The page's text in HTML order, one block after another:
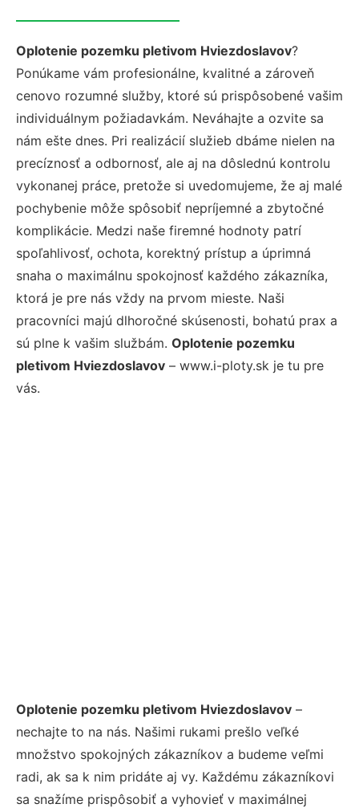
Oplotenie pozemku pletivom Hviezdoslavov?
Ponúkame vám profesionálne, kvalitné a zároveň
cenovo rozumné služby, ktoré sú prispôsobené vašim
individuálnym požiadavkám. Neváhajte a ozvite sa
nám ešte dnes. Pri realizácií služieb dbáme nielen na
precíznosť a odbornosť, ale aj na dôslednú kontrolu
vykonanej práce, pretože si uvedomujeme, že aj malé
pochybenie môže spôsobiť nepríjemné a zbytočné
komplikácie. Medzi naše firemné hodnoty patrí
spoľahlivosť, ochota, korektný prístup a úprimná
snaha o maximálnu spokojnosť každého zákazníka,
ktorá je pre nás vždy na prvom mieste. Naši
pracovníci majú dlhoročné skúsenosti, bohatú prax a
sú plne k vašim službám. Oplotenie pozemku
pletivom Hviezdoslavov – www.i-ploty.sk je tu pre
vás.
Oplotenie pozemku pletivom Hviezdoslavov –
nechajte to na nás. Našimi rukami prešlo veľké
množstvo spokojných zákazníkov a budeme veľmi
radi, ak sa k nim pridáte aj vy. Každému zákazníkovi
sa snažíme prispôsobiť a vyhovieť v maximálnej